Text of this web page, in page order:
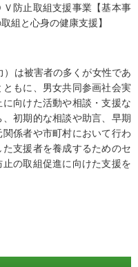
防止取組支援事業【基本事
組と心身の健康支援】
は被害者の多くが女性であ
もに、男女共同参画社会実
向けた活動や相談・支援な
初期的な相談や助言、早期
係者や市町村において行わ
支援者を養成するためのセ
の取組促進に向けた支援を